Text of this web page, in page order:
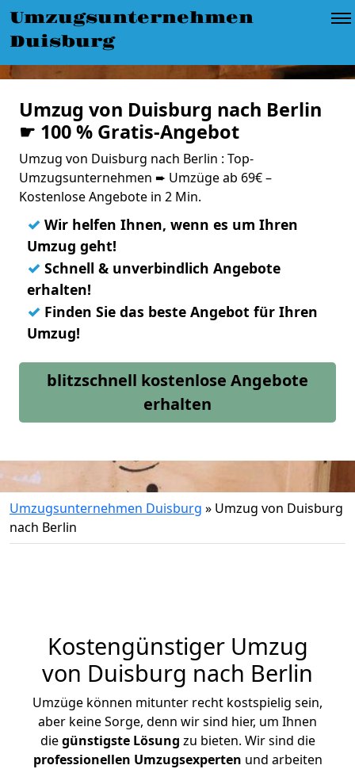
Umzugsunternehmen
Duisburg
Umzug von Duisburg nach Berlin
☛ 100 % Gratis-Angebot
Umzug von Duisburg nach Berlin : Top-
Umzugsunternehmen ➨ Umzüge ab 69€ –
Kostenlose Angebote in 2 Min.
✓ Wir helfen Ihnen, wenn es um Ihren
Umzug geht!
✓ Schnell & unverbindlich Angebote
erhalten!
✓ Finden Sie das beste Angebot für Ihren
Umzug!
blitzschnell kostenlose Angebote
erhalten
Umzugsunternehmen Duisburg » Umzug von Duisburg
nach Berlin
Kostengünstiger Umzug
von Duisburg nach Berlin
Umzüge können mitunter recht kostspielig sein,
aber keine Sorge, denn wir sind hier, um Ihnen
diegünstigste Lösung zu bieten. Wir sind die
professionellen Umzugsexperten und arbeiten